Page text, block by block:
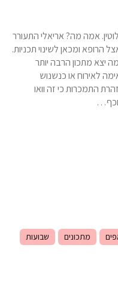
אמה מה? אריאלי התעורר
הרופא ומכאן לשינוי תכניות.
יצא מתכון הרבה יותר
לאירוח או כנשנוש
התמכרות כי זה וואו
מתכונים שבועות